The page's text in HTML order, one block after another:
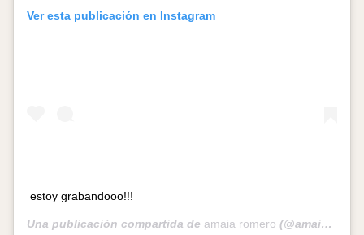
Ver esta publicación en Instagram
estoy grabandooo!!!
Una publicación compartida de amaia romero (@amaia) el